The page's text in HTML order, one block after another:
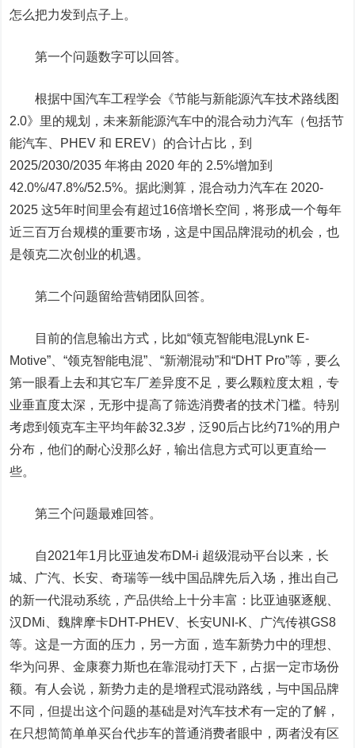
怎么把力发到点子上。
第一个问题数字可以回答。
根据中国汽车工程学会《节能与新能源汽车技术路线图
2.0》里的规划，未来新能源汽车中的混合动力汽车（包括节
能汽车、PHEV 和 EREV）的合计占比，到
2025/2030/2035 年将由 2020 年的 2.5%增加到
42.0%/47.8%/52.5%。据此测算，混合动力汽车在 2020-
2025 这5年时间里会有超过16倍增长空间，将形成一个每年
近三百万台规模的重要市场，这是中国品牌混动的机会，也
是领克二次创业的机遇。
第二个问题留给营销团队回答。
目前的信息输出方式，比如“领克智能电混Lynk E-
Motive”、“领克智能电混”、“新潮混动”和“DHT Pro”等，要么
第一眼看上去和其它车厂差异度不足，要么颗粒度太粗，专
业垂直度太深，无形中提高了筛选消费者的技术门槛。特别
考虑到领克车主平均年龄32.3岁，泛90后占比约71%的用户
分布，他们的耐心没那么好，输出信息方式可以更直给一
些。
第三个问题最难回答。
自2021年1月比亚迪发布DM-i 超级混动平台以来，长
城、广汽、长安、奇瑞等一线中国品牌先后入场，推出自己
的新一代混动系统，产品供给上十分丰富：比亚迪驱逐舰、
汉DMi、魏牌摩卡DHT-PHEV、长安UNI-K、广汽传祺GS8
等。这是一方面的压力，另一方面，造车新势力中的理想
华为问界、金康赛力斯也在靠混动打天下，占据一定市场份
额。有人会说，新势力走的是增程式混动路线，与中国品牌
不同，但提出这个问题的基础是对汽车技术有一定的了解，
在只想简简单单买台代步车的普通消费者眼中，两者没有区